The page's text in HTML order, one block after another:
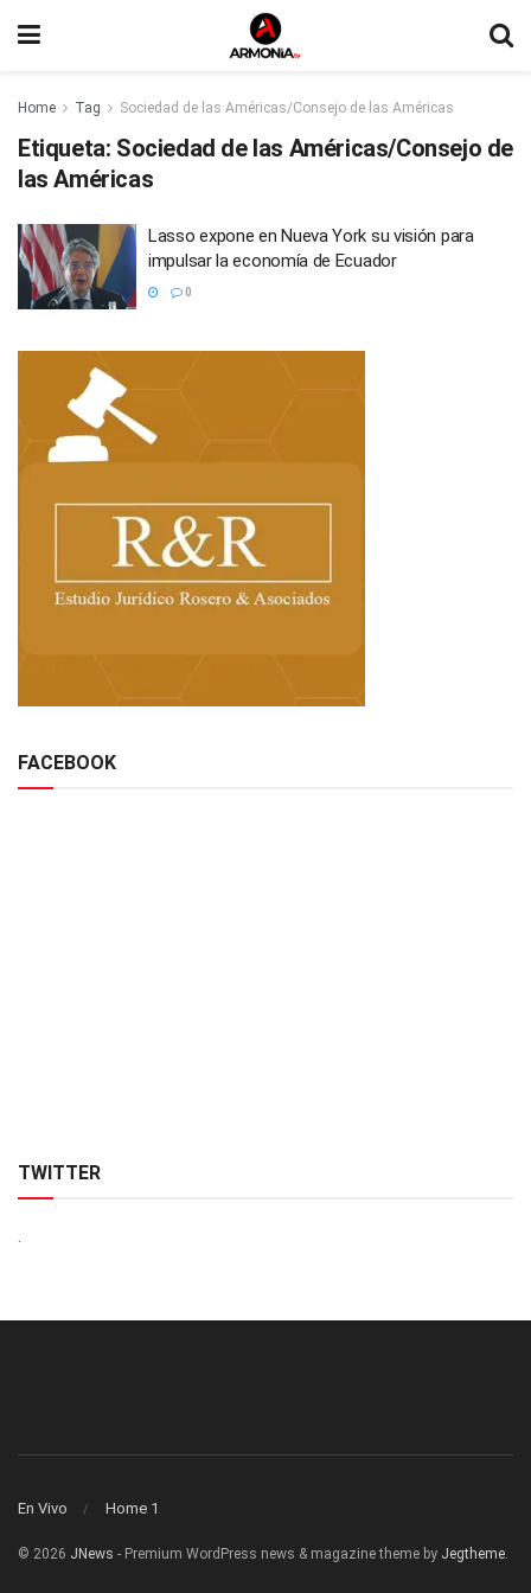
Home Tag Sociedad de las Américas/Consejo de las Américas
Etiqueta: Sociedad de las Américas/Consejo de
las Américas
Lasso expone en Nueva York su visión para
impulsar la economía de Ecuador
0
FACEBOOK
TWITTER
En Vivo Home 1
© 2026 JNews - Premium WordPress news & magazine theme by Jegtheme.